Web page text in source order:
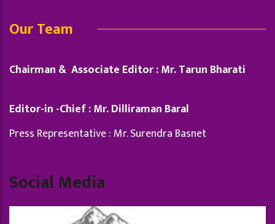
Our Team
Chairman & Associate Editor : Mr. Tarun Bharati
Editor-in -Chief : Mr. Dilliraman Baral
Press Representative : Mr. Surendra Basnet
Social Media